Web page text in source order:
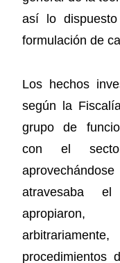
así lo
formulación de
Los hechos
según la
grupo de
con el
atravesaba
apropiaron,
procedimientos